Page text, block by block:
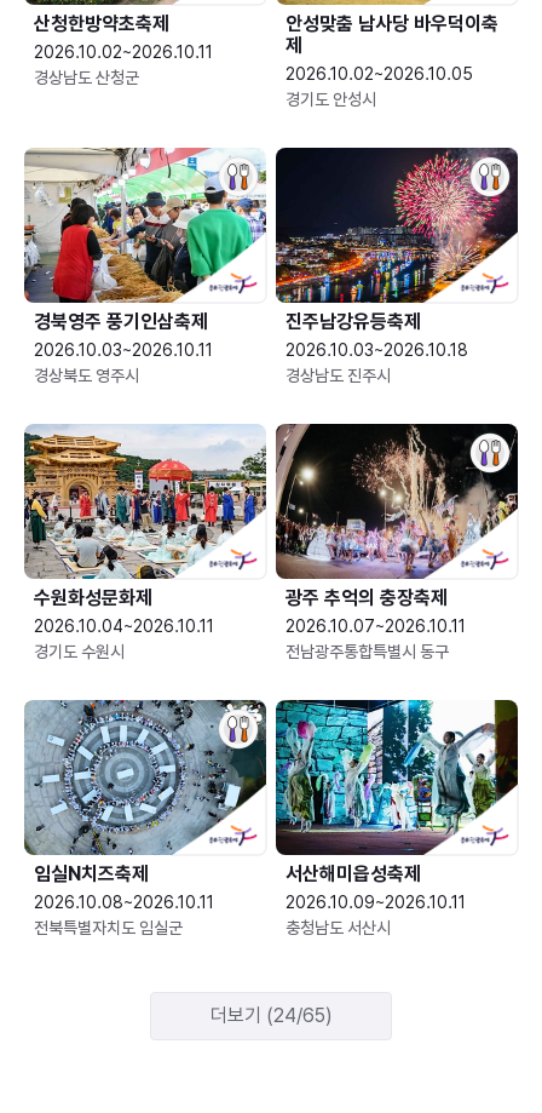
산청한방약초축제
2026.10.02~2026.10.11
경상남도 산청군
안성맞춤 남사당 바우덕이축
제
2026.10.02~2026.10.05
경기도 안성시
경북영주 풍기인삼축제
2026.10.03~2026.10.11
경상북도 영주시
진주남강유등축제
2026.10.03~2026.10.18
경상남도 진주시
수원화성문화제
2026.10.04~2026.10.11
경기도 수원시
광주 추억의 충장축제
2026.10.07~2026.10.11
전남광주통합특별시 동구
임실N치즈축제
2026.10.08~2026.10.11
전북특별자치도 임실군
서산해미읍성축제
2026.10.09~2026.10.11
충청남도 서산시
더보기 (24/65)